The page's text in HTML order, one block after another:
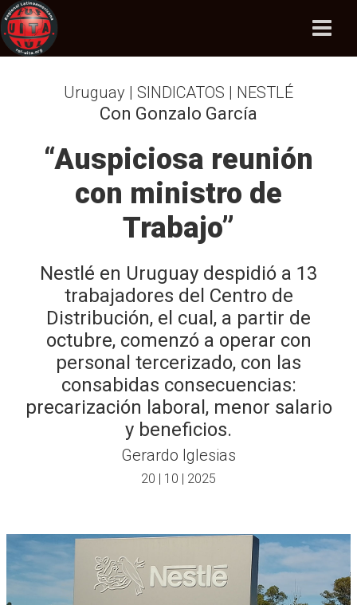
Uruguay | SINDICATOS | NESTLÉ
Con Gonzalo García
“Auspiciosa reunión
con ministro de
Trabajo”
Nestlé en Uruguay despidió a 13
trabajadores del Centro de
Distribución, el cual, a partir de
octubre, comenzó a operar con
personal tercerizado, con las
consabidas consecuencias:
precarización laboral, menor salario
y beneficios.
Gerardo Iglesias
20 | 10 | 2025